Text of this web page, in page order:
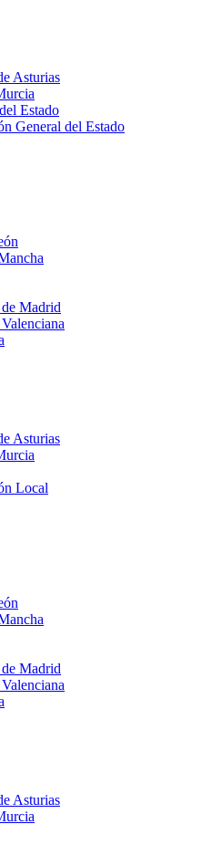
Asturias
Estado
General del Estado
Madrid
Asturias
Local
Madrid
Asturias